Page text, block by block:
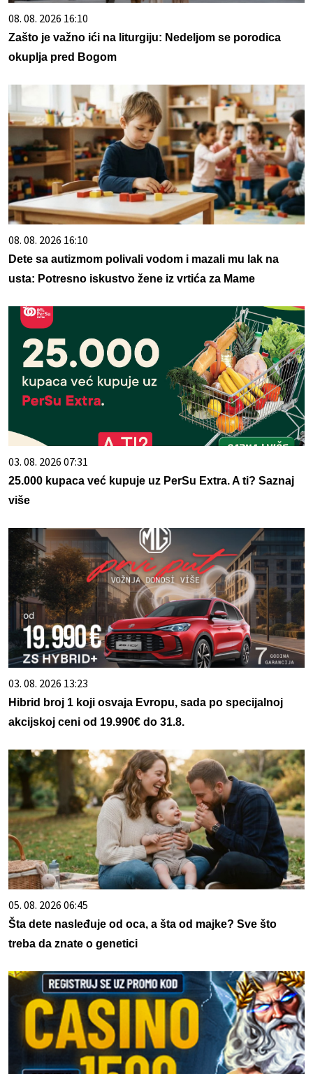
08. 08. 2026 16:10
Zašto je važno ići na liturgiju: Nedeljom se porodica
okuplja pred Bogom
08. 08. 2026 16:10
Dete sa autizmom polivali vodom i mazali mu lak na
usta: Potresno iskustvo žene iz vrtića za Mame
03. 08. 2026 07:31
25.000 kupaca već kupuje uz PerSu Extra. A ti? Saznaj
više
03. 08. 2026 13:23
Hibrid broj 1 koji osvaja Evropu, sada po specijalnoj
akcijskoj ceni od 19.990€ do 31.8.
05. 08. 2026 06:45
Šta dete nasleđuje od oca, a šta od majke? Sve što
treba da znate o genetici